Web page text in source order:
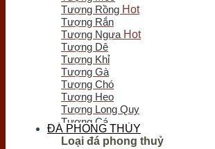
Tượng Rồng
Tượng Rắn
Tượng Ngựa
Tượng Dê
Tượng Khỉ
Tượng Gà
Tượng Chó
Tượng Heo
Tượng Long Quy
Tượng Cá
Tượng Bò Tót
Tượng Chim
ĐÁ PHONG THỦY
Loại đá phong thuỷ